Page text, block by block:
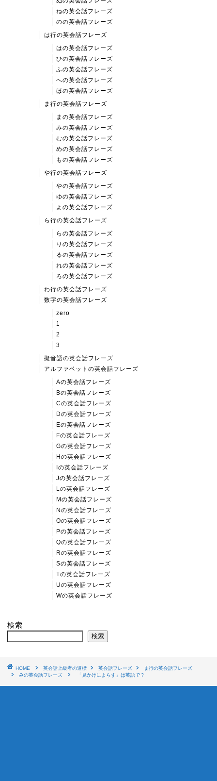
ねの英会話フレーズ
のの英会話フレーズ
は行の英会話フレーズ
はの英会話フレーズ
ひの英会話フレーズ
ふの英会話フレーズ
への英会話フレーズ
ほの英会話フレーズ
ま行の英会話フレーズ
まの英会話フレーズ
みの英会話フレーズ
むの英会話フレーズ
めの英会話フレーズ
もの英会話フレーズ
や行の英会話フレーズ
やの英会話フレーズ
ゆの英会話フレーズ
よの英会話フレーズ
ら行の英会話フレーズ
らの英会話フレーズ
りの英会話フレーズ
るの英会話フレーズ
れの英会話フレーズ
ろの英会話フレーズ
わ行の英会話フレーズ
数字の英会話フレーズ
zero
1
2
3
擬音語の英会話フレーズ
アルファベットの英会話フレーズ
Aの英会話フレーズ
Bの英会話フレーズ
Cの英会話フレーズ
Dの英会話フレーズ
Eの英会話フレーズ
Fの英会話フレーズ
Gの英会話フレーズ
Hの英会話フレーズ
Iの英会話フレーズ
Jの英会話フレーズ
Lの英会話フレーズ
Mの英会話フレーズ
Nの英会話フレーズ
Oの英会話フレーズ
Pの英会話フレーズ
Qの英会話フレーズ
Rの英会話フレーズ
Sの英会話フレーズ
Tの英会話フレーズ
Uの英会話フレーズ
Wの英会話フレーズ
検索
検索
HOME 英会話上級者の道標 英会話フレーズ
ま行の英会話フレーズ
みの英会話フレーズ
「見かけによらず」は英語で？